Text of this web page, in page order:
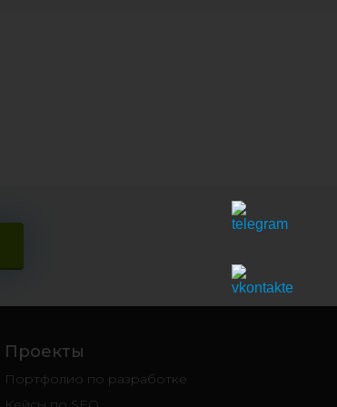
Проекты
Портфолио по разработке